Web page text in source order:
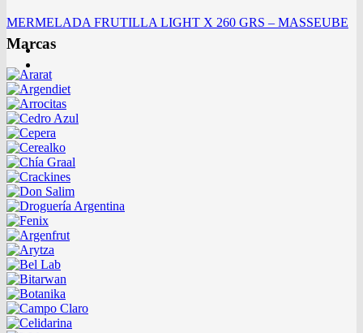
MERMELADA FRUTILLA LIGHT X 260 GRS – MASSEUBE
Marcas